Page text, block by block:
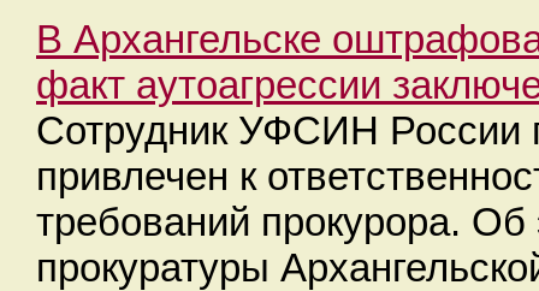
В Архангельске
факт аутоагрессии
Сотрудник УФСИН России
привлечен к
требований прокурора.
прокуратуры